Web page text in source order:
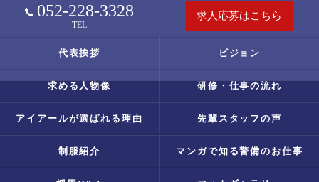
052-228-3328
TEL
求人応募はこちら
代表挨拶 ビジョン
求める人物像 研修・仕事の流れ
アイアールが選ばれる理由 先輩スタッフの声
制服紹介 マンガで知る警備のお仕事